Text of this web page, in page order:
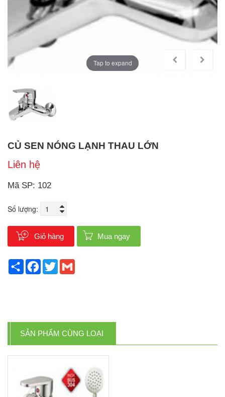
Tap to expand
CỦ SEN NÓNG LẠNH THAU LỚN
Liên hệ
Mã SP: 102
Số lượng:
Giỏ hàng Mua ngay
ShareFacebook
Twitter
SẢN PHẨM CÙNG LOẠI